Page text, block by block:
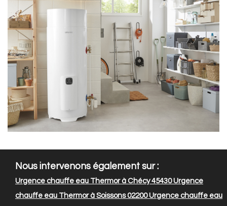
Nous intervenons également sur :
Urgence chauffe eau Thermor à Chécy 45430Urgence
chauffe eau Thermor à Soissons 02200Urgence chauffe eau